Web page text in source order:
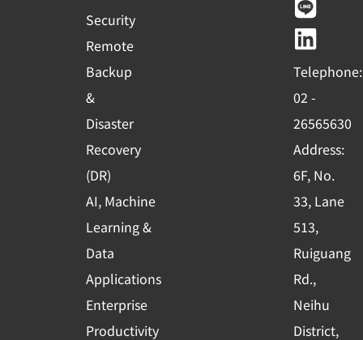
Security
Remote
Backup
&
Disaster
Recovery
(DR)
AI, Machine
Learning &
Data
Applications
Enterprise
Productivity
e
b
o
o
k
-
s
q
u
a
r
e
t
u
b
e
e
k
e
d
i
n
Telephone:
02 -
26565630
Address:
6F, No.
33, Lane
513,
Ruiguang
Rd.,
Neihu
District,